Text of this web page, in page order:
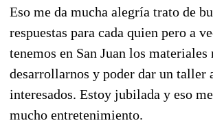
Eso me da mucha alegría trato de
respuestas para cada quien pero a
tenemos en San Juan los materiales
desarrollarnos y poder dar un taller
interesados. Estoy jubilada y eso
mucho entretenimiento.